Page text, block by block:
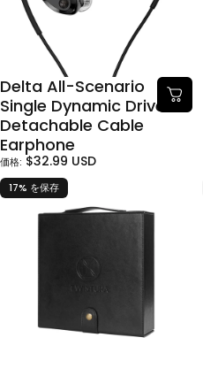
Delta All-Scenario
Single Dynamic Driver
Detachable Cable
Earphone
価格: $32.99 USD
17% を保存